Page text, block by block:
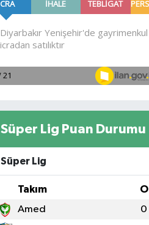
Süper Lig Puan Durumu
Süper Lig
Takım O
Amed 0